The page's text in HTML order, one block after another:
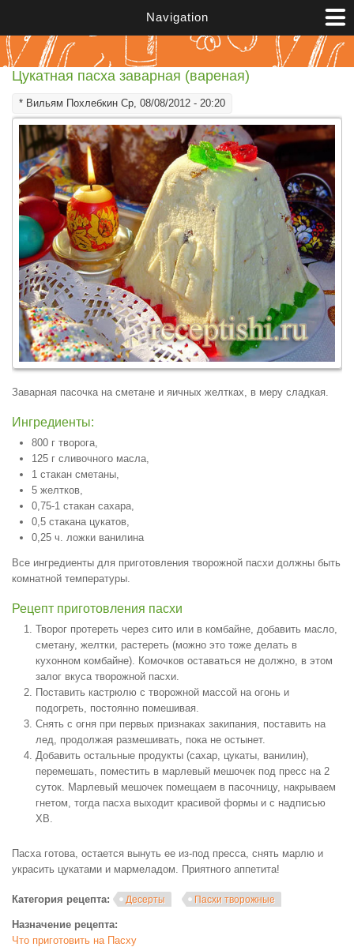
Navigation
Цукатная пасха заварная (вареная)
* Вильям Похлебкин Ср, 08/08/2012 - 20:20
Заварная пасочка на сметане и яичных желтках, в меру сладкая.
Ингредиенты:
800 г творога,
125 г сливочного масла,
1 стакан сметаны,
5 желтков,
0,75-1 стакан сахара,
0,5 стакана цукатов,
0,25 ч. ложки ванилина
Все ингредиенты для приготовления творожной пасхи должны быть
комнатной температуры.
Рецепт приготовления пасхи
Творог протереть через сито или в комбайне, добавить масло,
сметану, желтки, растереть (можно это тоже делать в
кухонном комбайне). Комочков оставаться не должно, в этом
залог вкуса творожной пасхи.
Поставить кастрюлю с творожной массой на огонь и
подогреть, постоянно помешивая.
Снять с огня при первых признаках закипания, поставить на
лед, продолжая размешивать, пока не остынет.
Добавить остальные продукты (сахар, цукаты, ванилин),
перемешать, поместить в марлевый мешочек под пресс на 2
суток. Марлевый мешочек помещаем в пасочницу, накрываем
гнетом, тогда пасха выходит красивой формы и с надписью
ХВ.
Пасха готова, остается вынуть ее из-под пресса, снять марлю и
украсить цукатами и мармеладом. Приятного аппетита!
Категория рецепта: Десерты Пасхи творожные
Назначение рецепта:
Что приготовить на Пасху